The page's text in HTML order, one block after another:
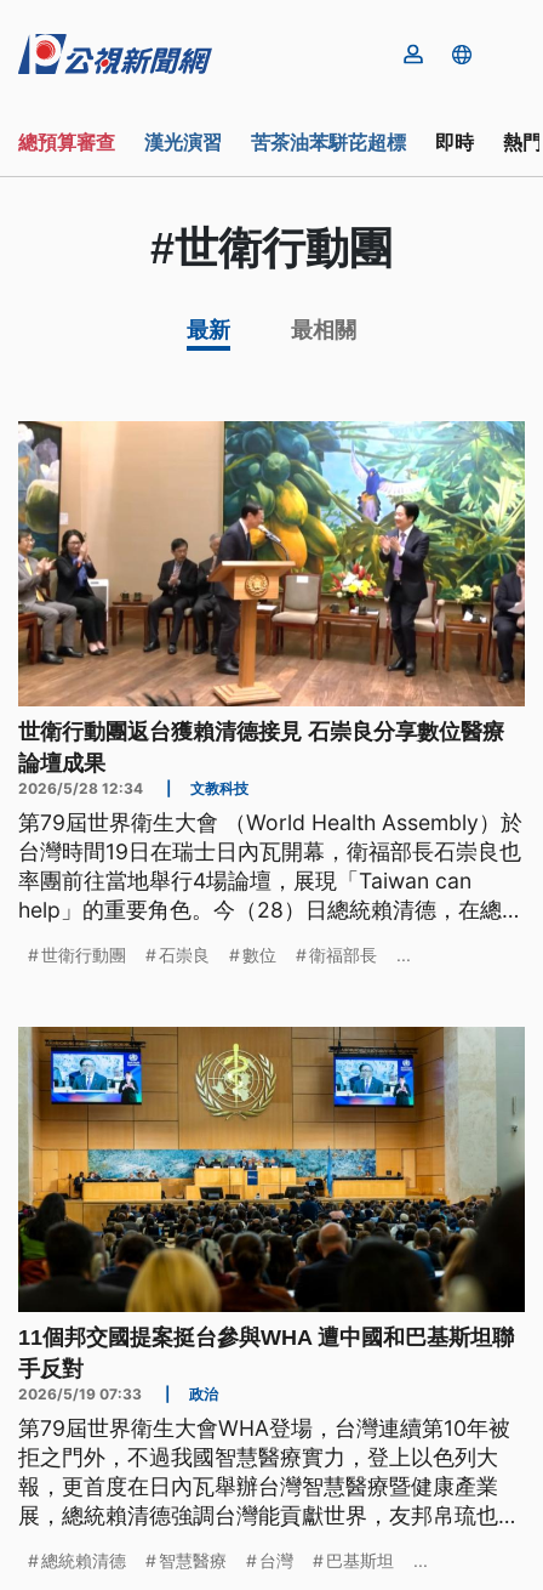
總預算審查 漢光演習 苦茶油苯駢芘超標 即時 熱
#世衛行動團
最新 最相關
世衛行動團返台獲賴清德接見 石崇良分享數位醫療
論壇成果
2026/5/28 12:34 文教科技
第79屆世界衛生大會 （World Health Assembly）於
台灣時間19日在瑞士日內瓦開幕，衛福部長石崇良也
率團前往當地舉行4場論壇，展現「Taiwan can
help」的重要角色。今（28）日總統賴清德，在總統
地的心得。
世衛行動團 石崇良 數位 衛福部長 ...
11個邦交國提案挺台參與WHA 遭中國和巴基斯坦聯
手反對
2026/5/19 07:33 政治
第79屆世界衛生大會WHA登場，台灣連續第10年被
拒之門外，不過我國智慧醫療實力，登上以色列大
報，更首度在日內瓦舉辦台灣智慧醫療暨健康產業
展，總統賴清德強調台灣能貢獻世界，友邦帛琉也力
總統賴清德 智慧醫療 台灣 巴基斯坦 ...